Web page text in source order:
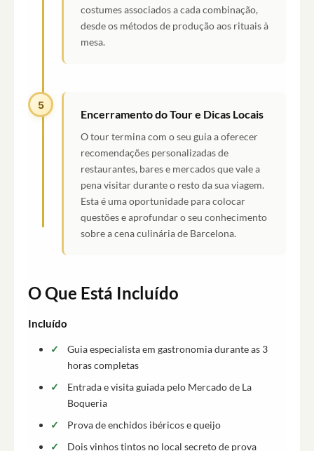
costumes associados a cada combinação,
desde os métodos de produção aos rituais à
mesa.
5
Encerramento do Tour e Dicas Locais
O tour termina com o seu guia a oferecer
recomendações personalizadas de
restaurantes, bares e mercados que vale a
pena visitar durante o resto da sua viagem.
Esta é uma oportunidade para colocar
questões e aprofundar o seu conhecimento
sobre a cena culinária de Barcelona.
O Que Está Incluído
Incluído
Guia especialista em gastronomia durante as 3
horas completas
Entrada e visita guiada pelo Mercado de La
Boqueria
Prova de enchidos ibéricos e queijo
Dois vinhos tintos no local secreto de prova